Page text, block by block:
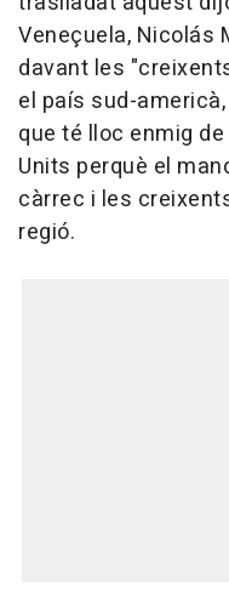
Veneçuela, Nicolás
davant les
el país sud-
que té lloc enmig
Units perquè el
càrrec i les
regió.